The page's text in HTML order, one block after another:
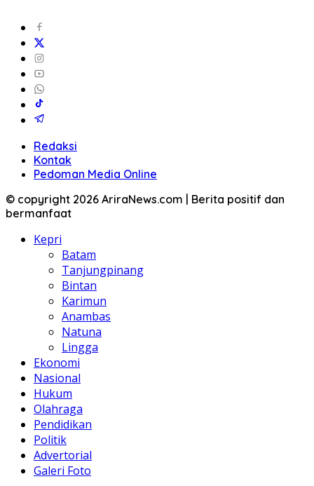
Redaksi
Kontak
Pedoman Media Online
© copyright 2026 AriraNews.com | Berita positif dan
bermanfaat
Kepri
Batam
Tanjungpinang
Bintan
Karimun
Anambas
Natuna
Lingga
Ekonomi
Nasional
Hukum
Olahraga
Pendidikan
Politik
Advertorial
Galeri Foto